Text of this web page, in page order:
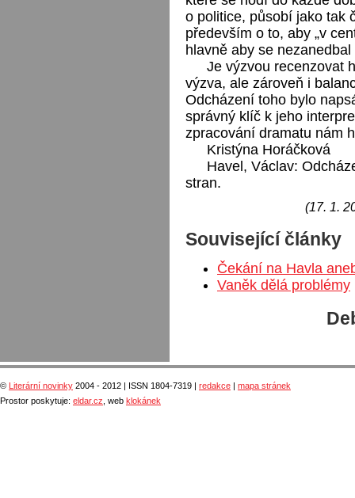
o politice, působí jako tak
především o to, aby „v
hlavně aby se nezanedbal
Je výzvou recenzovat
výzva, ale zároveň i
Odcházení toho bylo
správný klíč k jeho
zpracování dramatu nám
Kristýna Horáčková
Havel, Václav:
stran.
(17. 1.
Související články
Čekání na Havla
Vaněk dělá problémy
© Literární novinky 2004 - 2012 | ISSN 1804-7319 | redakce
mapa stránek
Prostor poskytuje: eldar.cz , web klokánek